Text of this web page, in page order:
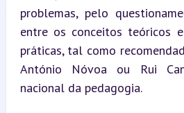
problemas, pelo
entre os conceitos teóricos
práticas, tal como
António Nóvoa ou Rui
nacional da pedagogia.